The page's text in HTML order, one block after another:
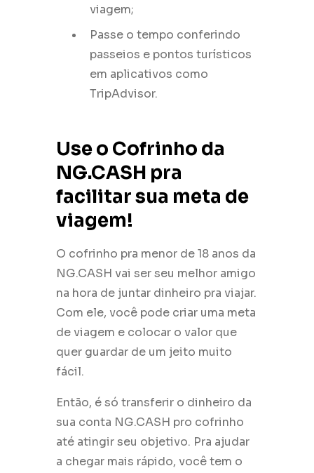
viagem;
Passe o tempo conferindo
passeios e pontos turísticos
em aplicativos como
TripAdvisor.
Use o Cofrinho da
NG.CASH pra
facilitar sua meta de
viagem!
O cofrinho pra menor de 18 anos da
NG.CASH vai ser seu melhor amigo
na hora de juntar dinheiro pra viajar.
Com ele, você pode criar uma meta
de viagem e colocar o valor que
quer guardar de um jeito muito
fácil.
Então, é só transferir o dinheiro da
sua conta NG.CASH pro cofrinho
até atingir seu objetivo. Pra ajudar
a chegar mais rápido, você tem o